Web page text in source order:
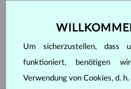
GEWICHT
Um sicherzustellen, dass
funktioniert, benötigen
Verwendung von Cookies, d.